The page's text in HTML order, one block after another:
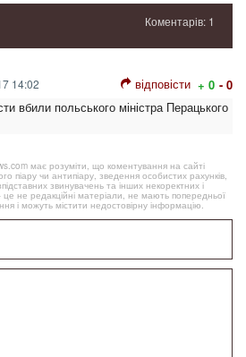
Коментарів: 1
14:02 відповісти + 0 - 0
вбили польського міністра Перацького
має розуміти, що коментування на сайті
піару чи антипіару, зведення особистих рахунків,
звинувачень та інших некоректних і
це не редакційні матеріали, не мають попередньої
і можуть містити недостовірну інформацію.